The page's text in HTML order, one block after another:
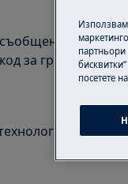
за грешка EF8
Softwater
партньори
посетете